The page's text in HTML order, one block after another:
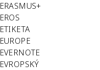
ERASMUS+
EROS
ETIKETA
EUROPE
EVERNOTE
EVROPSKÝ